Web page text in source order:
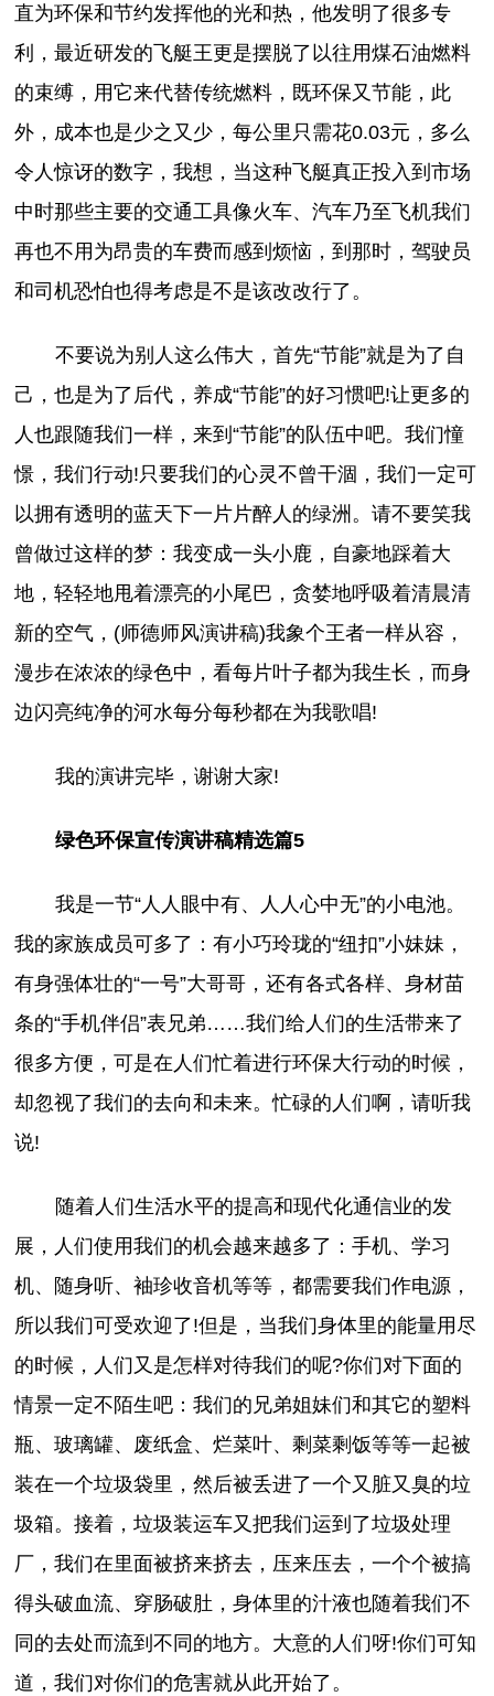
直为环保和节约发挥他的光和热，他发明了很多专
利，最近研发的飞艇王更是摆脱了以往用煤石油燃料
的束缚，用它来代替传统燃料，既环保又节能，此
外，成本也是少之又少，每公里只需花0.03元，多么
令人惊讶的数字，我想，当这种飞艇真正投入到市场
中时那些主要的交通工具像火车、汽车乃至飞机我们
再也不用为昂贵的车费而感到烦恼，到那时，驾驶员
和司机恐怕也得考虑是不是该改改行了。
不要说为别人这么伟大，首先“节能”就是为了自
己，也是为了后代，养成“节能”的好习惯吧!让更多的
人也跟随我们一样，来到“节能”的队伍中吧。我们憧
憬，我们行动!只要我们的心灵不曾干涸，我们一定可
以拥有透明的蓝天下一片片醉人的绿洲。请不要笑我
曾做过这样的梦：我变成一头小鹿，自豪地踩着大
地，轻轻地甩着漂亮的小尾巴，贪婪地呼吸着清晨清
新的空气，(师德师风演讲稿)我象个王者一样从容，
漫步在浓浓的绿色中，看每片叶子都为我生长，而身
边闪亮纯净的河水每分每秒都在为我歌唱!
我的演讲完毕，谢谢大家!
绿色环保宣传演讲稿精选篇5
我是一节“人人眼中有、人人心中无”的小电池。
我的家族成员可多了：有小巧玲珑的“纽扣”小妹妹，
有身强体壮的“一号”大哥哥，还有各式各样、身材苗
条的“手机伴侣”表兄弟……我们给人们的生活带来了
很多方便，可是在人们忙着进行环保大行动的时候，
却忽视了我们的去向和未来。忙碌的人们啊，请听我
说!
随着人们生活水平的提高和现代化通信业的发
展，人们使用我们的机会越来越多了：手机、学习
机、随身听、袖珍收音机等等，都需要我们作电源，
所以我们可受欢迎了!但是，当我们身体里的能量用尽
的时候，人们又是怎样对待我们的呢?你们对下面的
情景一定不陌生吧：我们的兄弟姐妹们和其它的塑料
瓶、玻璃罐、废纸盒、烂菜叶、剩菜剩饭等等一起被
装在一个垃圾袋里，然后被丢进了一个又脏又臭的垃
圾箱。接着，垃圾装运车又把我们运到了垃圾处理
厂，我们在里面被挤来挤去，压来压去，一个个被搞
得头破血流、穿肠破肚，身体里的汁液也随着我们不
同的去处而流到不同的地方。大意的人们呀!你们可知
道，我们对你们的危害就从此开始了。